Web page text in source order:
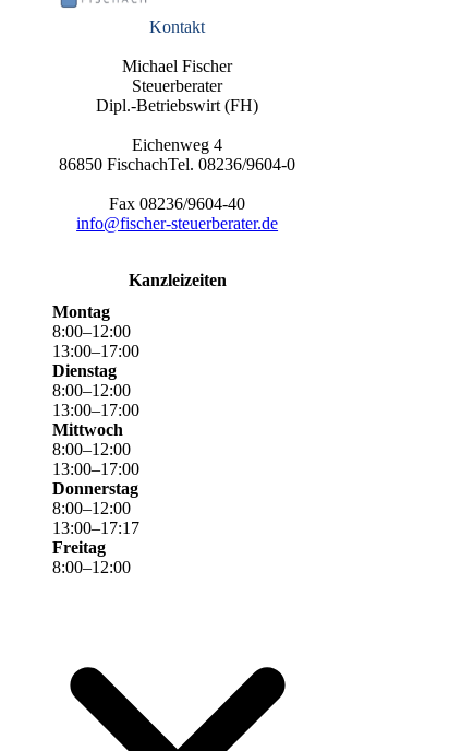
Kontakt
Michael Fischer
Steuerberater
Dipl.-Betriebswirt (FH)
Eichenweg 4
86850 FischachTel. 08236/9604-0
Fax 08236/9604-40
info@fischer-steuerberater.de
Kanzleizeiten
Montag
8:00–12:00
13:00–17:00
Dienstag
8:00–12:00
13:00–17:00
Mittwoch
8:00–12:00
13:00–17:00
Donnerstag
8:00–12:00
13:00–17:17
Freitag
8:00–12:00